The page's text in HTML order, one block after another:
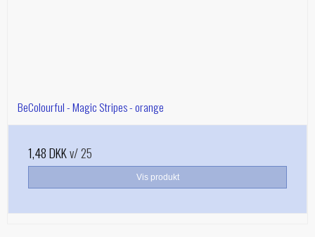
BeColourful - Magic Stripes - orange
1,48 DKKv/ 25
Vis produkt